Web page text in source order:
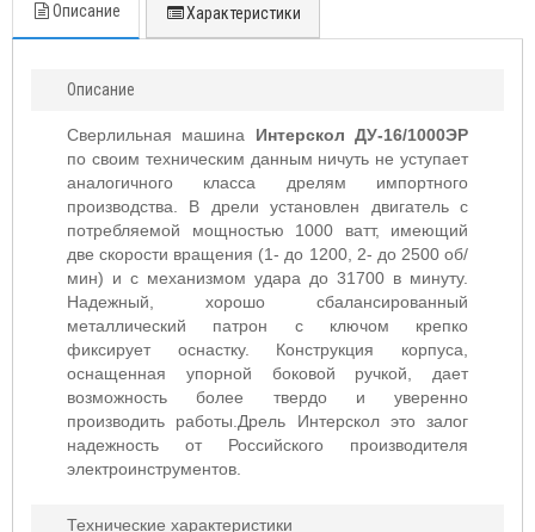
Описание Характеристики
Описание
Сверлильная машина Интерскол ДУ-16/1000ЭР
по своим техническим данным ничуть не уступает
аналогичного класса дрелям импортного
производства. В дрели установлен двигатель с
потребляемой мощностью 1000 ватт, имеющий
две скорости вращения (1- до 1200, 2- до 2500 об/
мин) и с механизмом удара до 31700 в минуту.
Надежный, хорошо сбалансированный
металлический патрон с ключом крепко
фиксирует оснастку. Конструкция корпуса,
оснащенная упорной боковой ручкой, дает
возможность более твердо и уверенно
производить работы.Дрель Интерскол это залог
надежность от Российского производителя
электроинструментов.
Технические характеристики